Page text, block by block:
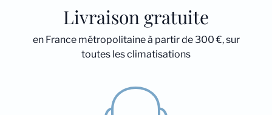
Livraison gratuite
en France métropolitaine à partir de 300 €, sur
toutes les climatisations